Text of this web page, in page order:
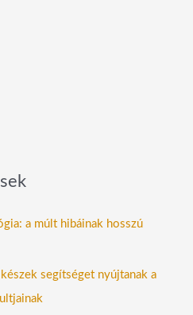
a múlt hibáinak hosszú
segítséget nyújtanak a